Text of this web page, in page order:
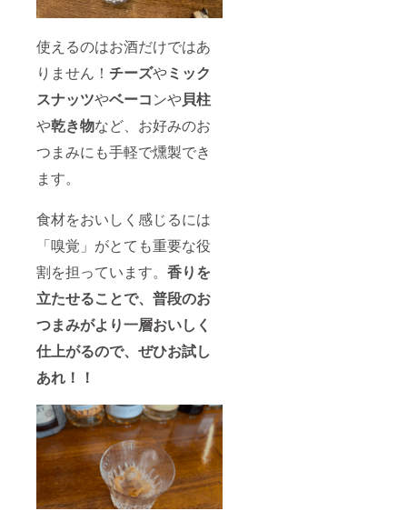
使えるのはお酒だけではあ
りません！ チーズやミック
スナッツやベーコンや貝柱
や乾き物など、お好みのお
つまみにも手軽で燻製でき
ます。
食材をおいしく感じるには
「嗅覚」がとても重要な役
割を担っています。 香りを
立たせることで、普段のお
つまみがより一層おいしく
仕上がるので、ぜひお試し
あれ！！